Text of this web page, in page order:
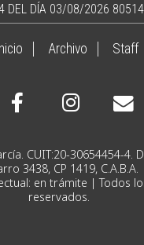
N° 2954 DEL DÍA 03/08/2026
Archivo Staff
CUIT:20-30654454-4.
3438, CP 1419, C.A.B.A.
en trámite | Todos
reservados.